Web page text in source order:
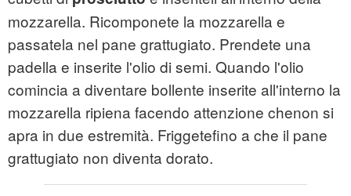
mozzarella. Ricomponete la mozzarella e
passatela nel pane grattugiato. Prendete una
padella e inserite l'olio di semi. Quando l'olio
comincia a diventare bollente inserite all'interno la
mozzarella ripiena facendo attenzione chenon si
apra in due estremità. Friggetefino a che il pane
grattugiato non diventa dorato.